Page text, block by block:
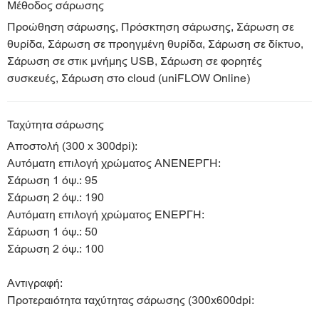
Μέθοδος σάρωσης
Προώθηση σάρωσης, Πρόσκτηση σάρωσης, Σάρωση σε
θυρίδα, Σάρωση σε προηγμένη θυρίδα, Σάρωση σε δίκτυο,
Σάρωση σε στικ μνήμης USB, Σάρωση σε φορητές
συσκευές, Σάρωση στο cloud (uniFLOW Online)
Ταχύτητα σάρωσης
Αποστολή (300 x 300dpi):
Αυτόματη επιλογή χρώματος ΑΝΕΝΕΡΓΗ:
Σάρωση 1 όψ.: 95
Σάρωση 2 όψ.: 190
Αυτόματη επιλογή χρώματος ΕΝΕΡΓΗ:
Σάρωση 1 όψ.: 50
Σάρωση 2 όψ.: 100
Αντιγραφή:
Προτεραιότητα ταχύτητας σάρωσης (300x600dpi: